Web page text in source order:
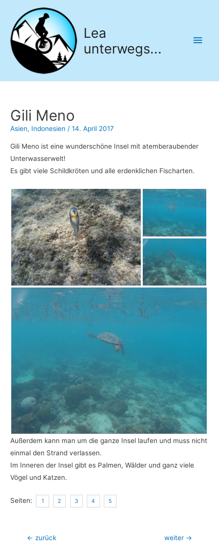
Lea
unterwegs...
Gili Meno
Asien, Indonesien /14. April 2017
Gili Meno ist eine wunderschöne Insel mit atemberaubender
Unterwasserwelt!
Es gibt viele Schildkröten und alle erdenklichen Fischarten.
Außerdem kann man um die ganze Insel laufen und muss nicht
einmal den Strand verlassen.
Im Inneren der Insel gibt es Palmen, Wälder und ganz viele
Vögel und Katzen.
Seiten: 1 2 3 4 5
Beitragsnavigation
← zurück weiter →